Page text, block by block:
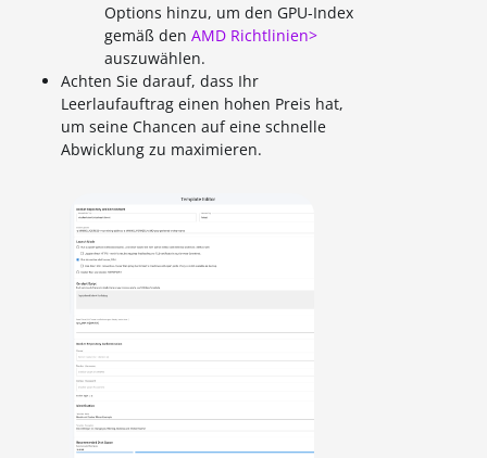
Options hinzu, um den GPU-Index
gemäß den AMD Richtlinien>
auszuwählen.
Achten Sie darauf, dass Ihr
Leerlaufauftrag einen hohen Preis hat,
um seine Chancen auf eine schnelle
Abwicklung zu maximieren.